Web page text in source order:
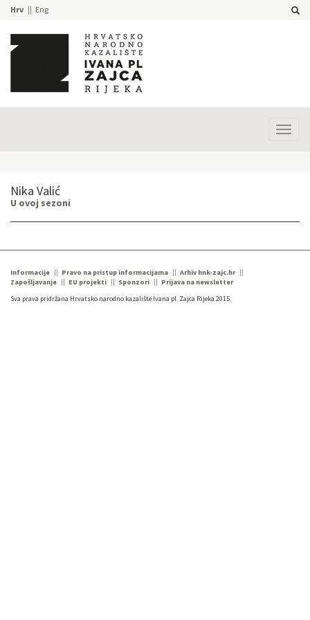
Hrv Eng
Nika Valić
U ovoj sezoni
Informacije Pravo na pristup informacijama
Arhiv hnk-zajc.hr
Zapošljavanje
EU projekti Sponzori
Prijava na newsletter
Sva prava pridržana Hrvatsko narodno kazalište Ivana pl. Zajca Rijeka 2015.